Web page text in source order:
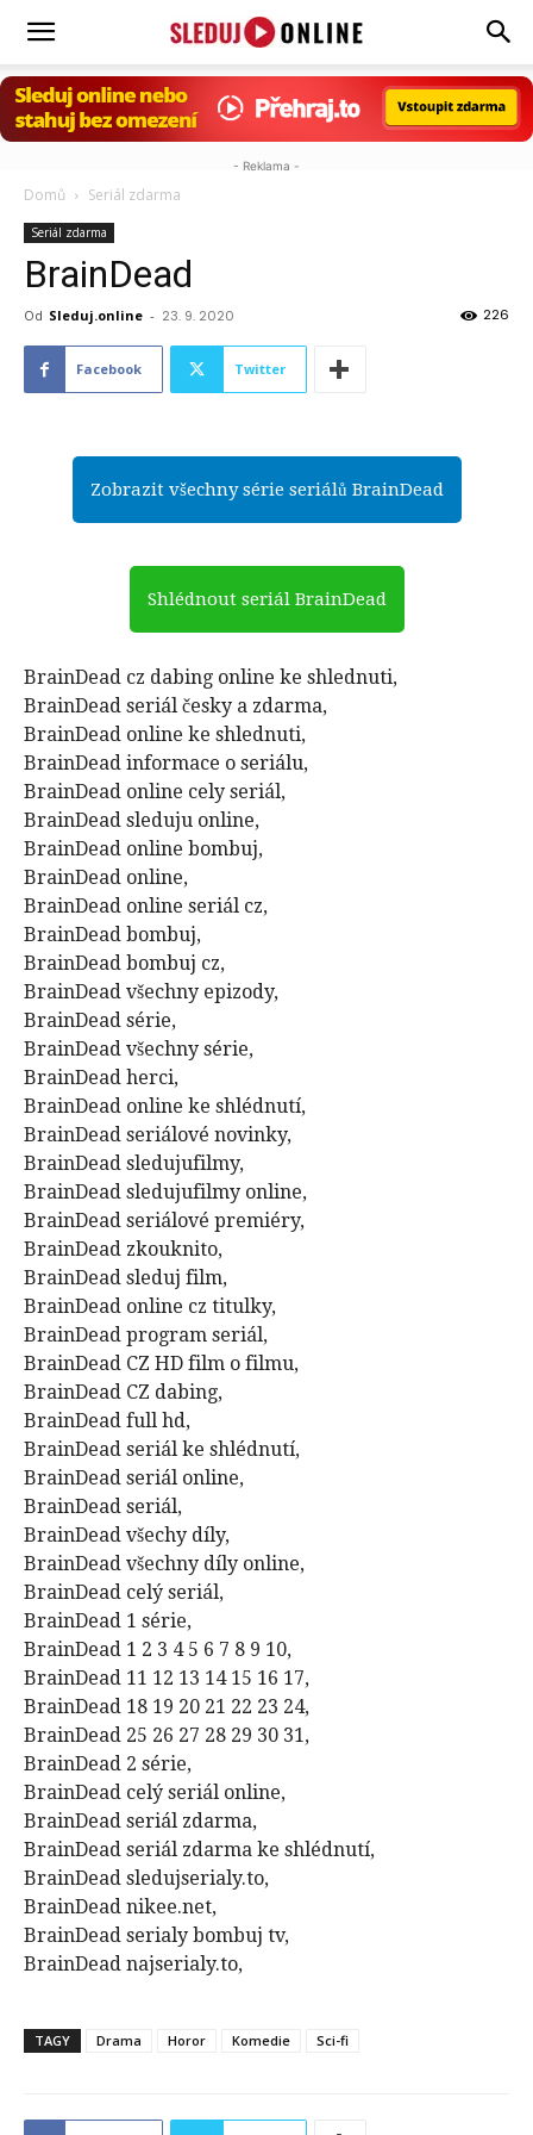
Sleduj.online
- Reklama -
Domů Seriál zdarma
Seriál zdarma
BrainDead
Od Sleduj.online - 23. 9. 2020 226
Facebook Twitter
Zobrazit všechny série seriálů BrainDead
Shlédnout seriál BrainDead
BrainDead cz dabing online ke shlednuti,
BrainDead seriál česky a zdarma,
BrainDead online ke shlednuti,
BrainDead informace o seriálu,
BrainDead online cely seriál,
BrainDead sleduju online,
BrainDead online bombuj,
BrainDead online,
BrainDead online seriál cz,
BrainDead bombuj,
BrainDead bombuj cz,
BrainDead všechny epizody,
BrainDead série,
BrainDead všechny série,
BrainDead herci,
BrainDead online ke shlédnutí,
BrainDead seriálové novinky,
BrainDead sledujufilmy,
BrainDead sledujufilmy online,
BrainDead seriálové premiéry,
BrainDead zkouknito,
BrainDead sleduj film,
BrainDead online cz titulky,
BrainDead program seriál,
BrainDead CZ HD film o filmu,
BrainDead CZ dabing,
BrainDead full hd,
BrainDead seriál ke shlédnutí,
BrainDead seriál online,
BrainDead seriál,
BrainDead všechy díly,
BrainDead všechny díly online,
BrainDead celý seriál,
BrainDead 1 série,
BrainDead 1 2 3 4 5 6 7 8 9 10,
BrainDead 11 12 13 14 15 16 17,
BrainDead 18 19 20 21 22 23 24,
BrainDead 25 26 27 28 29 30 31,
BrainDead 2 série,
BrainDead celý seriál online,
BrainDead seriál zdarma,
BrainDead seriál zdarma ke shlédnutí,
BrainDead sledujserialy.to,
BrainDead nikee.net,
BrainDead serialy bombuj tv,
BrainDead najserialy.to,
TAGY Drama Horor Komedie Sci-fi